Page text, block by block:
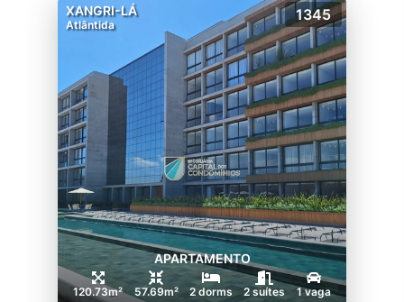
XANGRI-LÁ
Atlântida
1345
APARTAMENTO
120.73m² 57.69m² 2 dorms 2 suítes 1 vaga